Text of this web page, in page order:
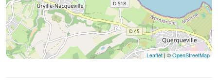
Leaflet | ©OpenStreetMap